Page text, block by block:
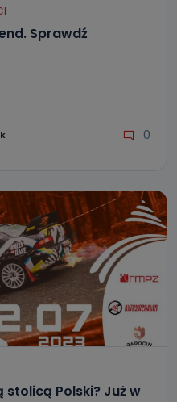
Sprawdź
0
Polski? Już w